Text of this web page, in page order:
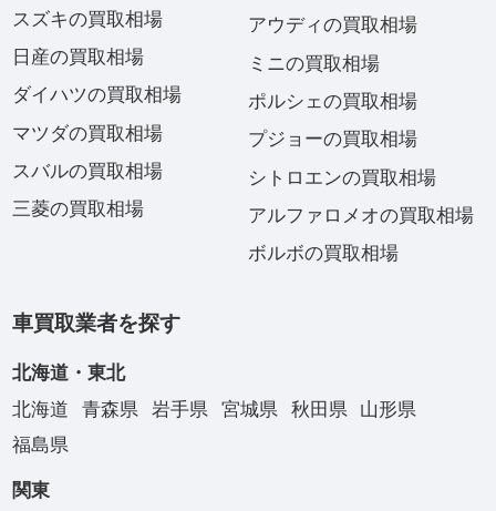
スズキの買取相場
日産の買取相場
ダイハツの買取相場
マツダの買取相場
スバルの買取相場
三菱の買取相場
アウディの買取相場
ミニの買取相場
ポルシェの買取相場
プジョーの買取相場
シトロエンの買取相場
アルファロメオの買取相場
ボルボの買取相場
車買取業者を探す
北海道・東北
北海道
青森県 岩手県 宮城県 秋田県
山形県
福島県
関東